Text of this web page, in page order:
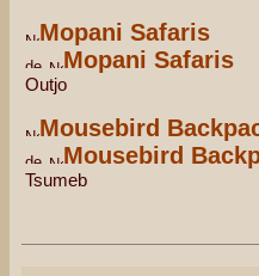
Mopani Safaris
Mopani Safaris
Outjo
Mousebird
Mousebird
Tsumeb